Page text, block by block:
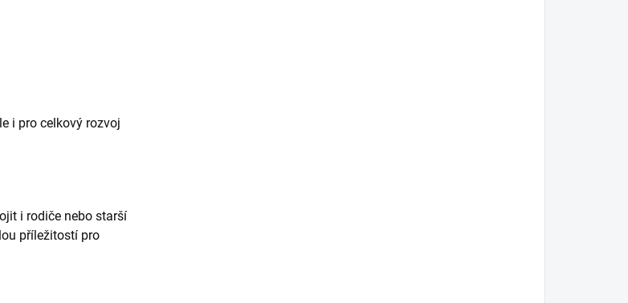
i pro celkový rozvoj
i rodiče nebo starší
příležitostí pro